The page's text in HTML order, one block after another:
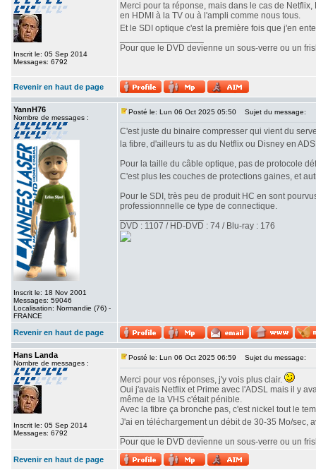
Inscrit le: 05 Sep 2014
Messages: 6792
Merci pour ta réponse, mais dans le cas de
en HDMI à la TV ou à l'ampli comme nous tous.
Et le SDI optique c'est la première fois que j'en
Pour que le DVD devienne un sous-verre ou un
Revenir en haut de page
YannH76
Nombre de messages :
Inscrit le: 18 Nov 2001
Messages: 59046
Localisation: Normandie (76) -
FRANCE
Posté le: Lun 06 Oct 2025 05:50 Sujet du message:
C'est juste du binaire compresser qui vient du
la fibre, d'ailleurs tu as du Netflix ou Disney en
Pour la taille du câble optique, pas de protocole
C'est plus les couches de protections gaines, et
Pour le SDI, très peu de produit HC en sont
professionnnelle ce type de connectique.
DVD : 1107 / HD-DVD : 74 / Blu-ray : 176
Revenir en haut de page
Hans Landa
Nombre de messages :
Inscrit le: 05 Sep 2014
Messages: 6792
Posté le: Lun 06 Oct 2025 06:59 Sujet du message:
Merci pour vos réponses, j'y vois plus clair.
Oui j'avais Netflix et Prime avec l'ADSL mais il y
même de la VHS c'était pénible.
Avec la fibre ça bronche pas, c'est nickel tout le
J'ai en téléchargement un débit de 30-35 Mo/sec,
Pour que le DVD devienne un sous-verre ou un
Revenir en haut de page